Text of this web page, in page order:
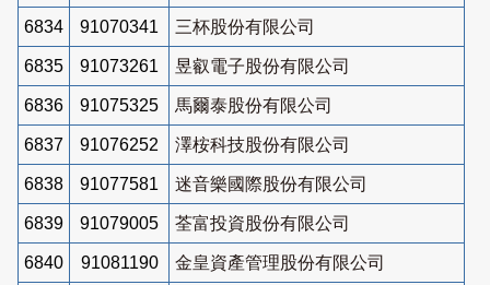
6834 91070341 三杯股份有限公司
6835 91073261 昱叡電子股份有限公司
6836 91075325 馬爾泰股份有限公司
6837 91076252 澤桉科技股份有限公司
6838 91077581 迷音樂國際股份有限公司
6839 91079005 荃富投資股份有限公司
6840 91081190 金皇資產管理股份有限公司